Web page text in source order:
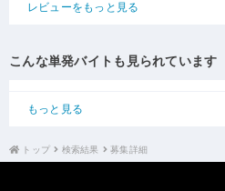
レビューをもっと見る
こんな単発バイトも見られています
もっと見る
トップ 検索結果 募集詳細